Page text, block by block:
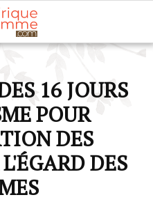
16 JOURS
POUR
DES
DES